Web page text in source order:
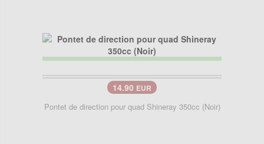
14.90 EUR
Pontet de direction pour quad Shineray 350cc (Noir)